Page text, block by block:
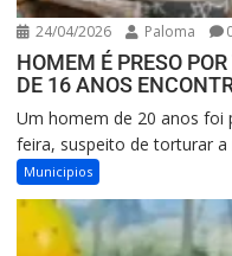
24/04/2026 Paloma
HOMEM É PRESO
DE 16 ANOS
Um homem de 20 anos foi
feira, suspeito de torturar a
Municipios